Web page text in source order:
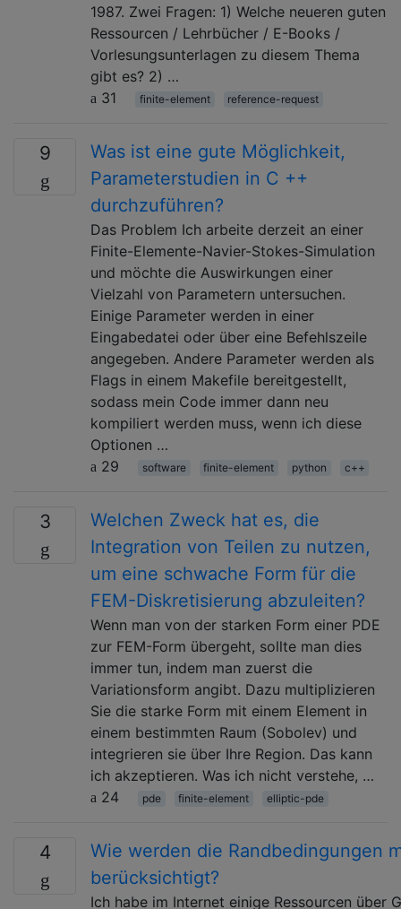
1987. Zwei Fragen: 1) Welche neueren guten
Ressourcen / Lehrbücher / E-Books /
Vorlesungsunterlagen zu diesem Thema
gibt es? 2) …
31
finite-element reference-request
9
Was ist eine gute Möglichkeit,
Parameterstudien in C ++
durchzuführen?
Das Problem Ich arbeite derzeit an einer
Finite-Elemente-Navier-Stokes-Simulation
und möchte die Auswirkungen einer
Vielzahl von Parametern untersuchen.
Einige Parameter werden in einer
Eingabedatei oder über eine Befehlszeile
angegeben. Andere Parameter werden als
Flags in einem Makefile bereitgestellt,
sodass mein Code immer dann neu
kompiliert werden muss, wenn ich diese
Optionen …
29
software finite-element python c++
3
Welchen Zweck hat es, die
Integration von Teilen zu nutzen,
um eine schwache Form für die
FEM-Diskretisierung abzuleiten?
Wenn man von der starken Form einer PDE
zur FEM-Form übergeht, sollte man dies
immer tun, indem man zuerst die
Variationsform angibt. Dazu multiplizieren
Sie die starke Form mit einem Element in
einem bestimmten Raum (Sobolev) und
integrieren sie über Ihre Region. Das kann
ich akzeptieren. Was ich nicht verstehe, …
24
pde finite-element elliptic-pde
4
Wie werden die Randbedingungen
berücksichtigt?
Ich habe im Internet einige Ressourcen über